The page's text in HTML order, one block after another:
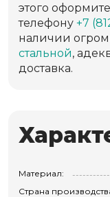
этого
телефону +7
наличии
стальной,
доставка.
Материал:
Страна